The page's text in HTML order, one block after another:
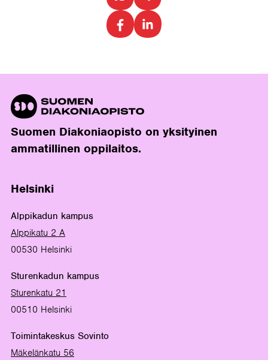
Suomen Diakoniaopisto on yksityinen
ammatillinen oppilaitos.
Helsinki
Alppikadun kampus
Alppikatu 2 A
00530 Helsinki
Sturenkadun kampus
Sturenkatu 21
00510 Helsinki
Toimintakeskus Sovinto
Mäkelänkatu 56